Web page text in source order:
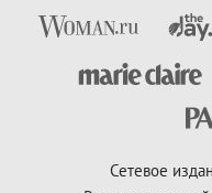
Сетевое